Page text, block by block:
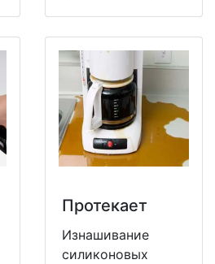
Протекает
Изнашивание
силиконовых